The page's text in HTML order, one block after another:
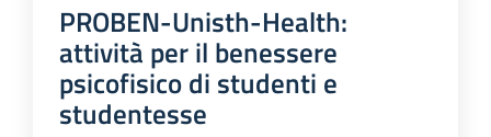
PROBEN-Unisth-Health:
attività per il benessere
psicofisico di studenti e
studentesse